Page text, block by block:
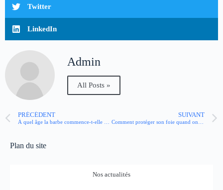
Twitter
LinkedIn
Admin
All Posts »
PRÉCÉDENT SUIVANT
Plan du site
Nos actualités